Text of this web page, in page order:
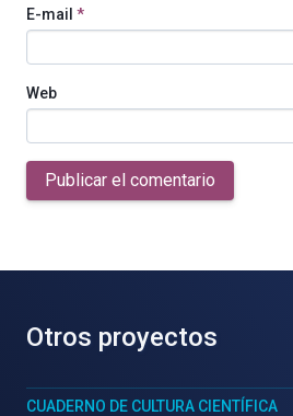
E-mail *
Web
Publicar el comentario
Otros proyectos
CUADERNO DE CULTURA CIENTÍFICA